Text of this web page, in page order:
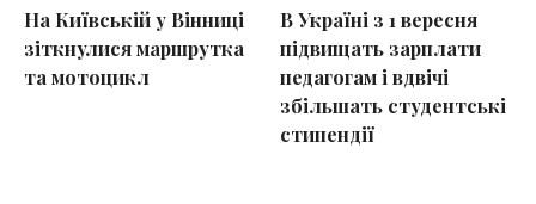
На Київській у Вінниці
зіткнулися маршрутка
та мотоцикл
В Україні з 1 вересня
підвищать зарплати
педагогам і вдвічі
збільшать студентські
стипендії